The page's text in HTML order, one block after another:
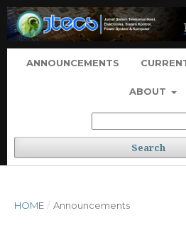
ANNOUNCEMENTS
ABOUT
Search
HOME / Announcements